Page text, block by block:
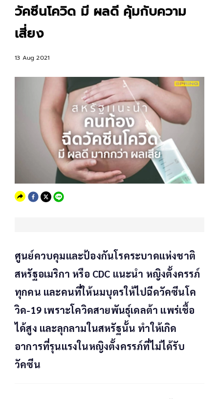
วัคซีนโควิด มี ผลดี คุ้มกับความ
เสี่ยง
13 Aug 2021
ศูนย์ควบคุมและป้องกันโรคระบาดแห่งชาติ
สหรัฐอเมริกา หรือ CDC แนะนำ หญิงตั้งครรภ์
ทุกคน และคนที่ให้นมบุตรให้ไปฉีดวัคซีนโค
วิด-19 เพราะโควิดสายพันธุ์เดลต้า แพร่เชื้อ
ได้สูง และลุกลามในสหรัฐนั้น ทำให้เกิด
อาการที่รุนแรงในหญิงตั้งครรภ์ที่ไม่ได้รับ
วัคซีน